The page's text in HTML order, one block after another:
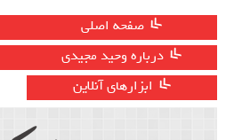
صفحه اصلی
درباره وحید مجیدی
ابزارهای آنلاین